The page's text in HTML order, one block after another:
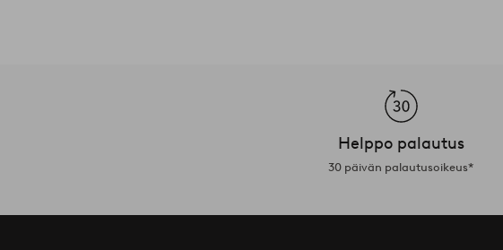
Helppo palautus
30 päivän palautusoikeus*